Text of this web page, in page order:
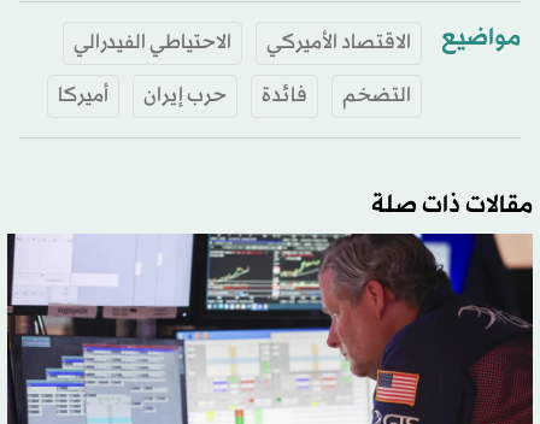
مواضيع الاقتصاد الأميركي
الاحتياطي الفيدرالي
التضخم
فائدة حرب إيران أميركا
مقالات ذات صلة